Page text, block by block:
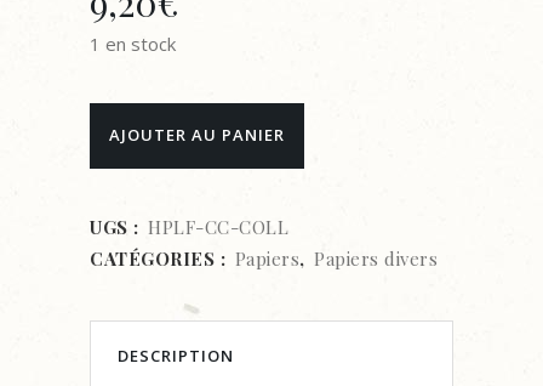
1 en stock
Collection
Cozy
cottage
-
AJOUTER AU PANIER
UGS : HPLF-CC-COLL
CATÉGORIES : Papiers, Papiers divers
DESCRIPTION